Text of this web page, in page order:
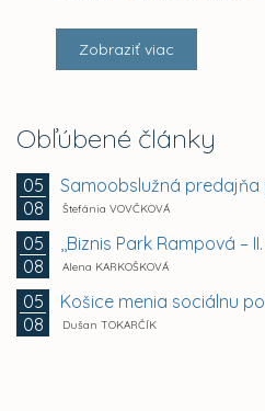
Zobraziť viac
Obľúbené články
05
08
Štefánia VOVČKOVÁ
05
08
,,Biznis Park Rampová –
Alena KARKOŠKOVÁ
05
08
Dušan TOKARČÍK